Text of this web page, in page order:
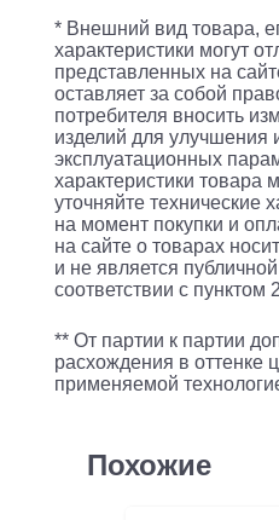
96UN-
BK
FO-
19V-
3U-
12XSLT-
W130H30-
96UN
19"
96x
(упак.:1шт)
* Внешний вид товара,
характеристики могут
представленных на
оставляет за собой
потребителя вносить
изделий для улучшения
эксплуатационных
характеристики товара
уточняйте технические
на момент покупки и
на сайте о товарах
и не является
соответствии с пунктом
** От партии к партии
расхождения в оттенке
применяемой
Похожие